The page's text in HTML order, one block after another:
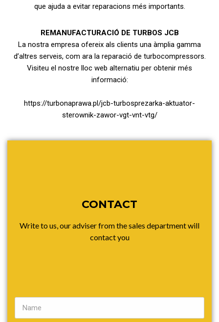
que ajuda a evitar reparacions més importants.
REMANUFACTURACIÓ DE TURBOS JCB
La nostra empresa ofereix als clients una àmplia gamma
d’altres serveis, com ara la reparació de turbocompressors.
Visiteu el nostre lloc web alternatiu per obtenir més
informació:
https://turbonaprawa.pl/jcb-turbosprezarka-aktuator-
sterownik-zawor-vgt-vnt-vtg/
CONTACT
Write to us, our adviser from the sales department will
contact you